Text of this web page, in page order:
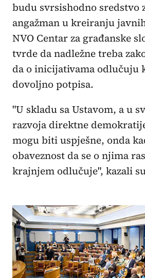
budu svrsishodno sredstvo
angažman u kreiranju
NVO Centar za građanske
tvrde da nadležne treba
da o inicijativama odlučuju
dovoljno potpisa.
"U skladu sa Ustavom, a u
razvoja direktne
mogu biti uspješne, onda
obaveznost da se o njima
krajnjem odlučuje", kazali su